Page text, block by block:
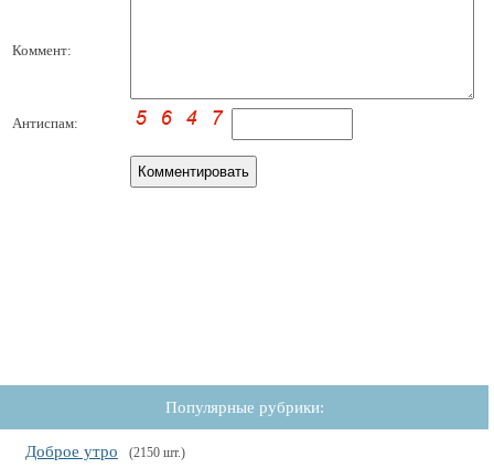
Коммент:
Антиспам:
Популярные рубрики:
Доброе утро (2150 шт.)